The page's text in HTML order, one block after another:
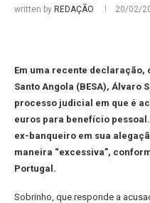
written by REDAÇÃO 20/02/
Em uma recente declaração,
Santo Angola (BESA), Álvaro
processo judicial em que é
euros para benefício
ex-banqueiro em sua
maneira “excessiva”,
Portugal.
Sobrinho, que responde a